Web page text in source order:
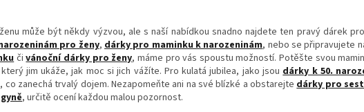
může být někdy výzvou, ale s naší nabídkou snadno najdete ten pravý dárek
pro ženy, dárky pro maminku k narozeninám, nebo se připravujete
čivánoční dárky pro ženy, máme pro vás spoustu možností. Potěšte svou
jim ukáže, jak moc si jich vážíte. Pro kulatá jubilea, jako jsou dárky k 50.
co zanechá trvalý dojem. Nezapomeňte ani na své blízké a obstarejte dárky pro
, určitě ocení každou malou pozornost.